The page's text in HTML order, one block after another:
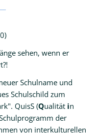
sehen, wenn er
Schulname und
Schulschild zum
QuisS (Qualität in
der
von interkulturellen